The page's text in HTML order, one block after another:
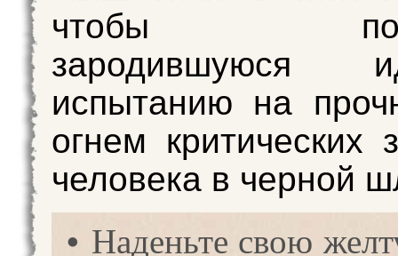
чтобы
испытанию на
огнем критических
человека в черной
• Наденьте свою